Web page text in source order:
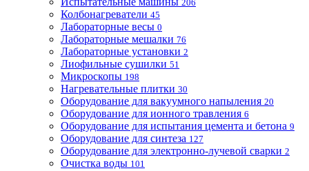
206
Колбонагреватели 45
Лабораторные весы 0
Лабораторные мешалки 76
Лабораторные установки 2
Лиофильные сушилки 51
Микроскопы 198
Нагревательные плитки 30
Оборудование для вакуумного напыления 20
Оборудование для ионного травления 6
Оборудование для испытания цемента и бетона 9
Оборудование для синтеза 127
Оборудование для электронно-лучевой сварки 2
Очистка воды 101